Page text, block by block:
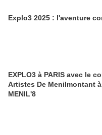
Explo3 2025 : l'aventure
EXPLO3 à PARIS avec le
Artistes De Menilmontant
MENIL'8